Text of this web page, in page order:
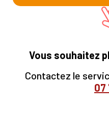
Vous souhaitez
Contactez le
07